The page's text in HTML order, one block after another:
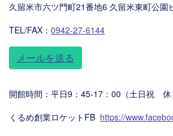
久留米市六ツ門町21番地6 久留米東町公園
TEL/FAX： 0942-27-6144
メールを送る
開館時間：平日9：45-17：00（土日祝 休
くるめ創業ロケットFB https://